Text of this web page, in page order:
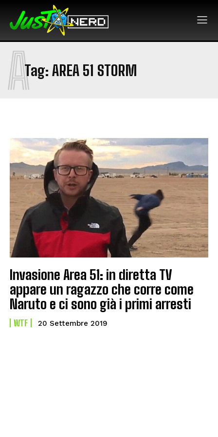
Tag: AREA 51 STORM
A
Invasione Area 51: in diretta TV
appare un ragazzo che corre come
Naruto e ci sono già i primi arresti
WTF 20 Settembre 2019